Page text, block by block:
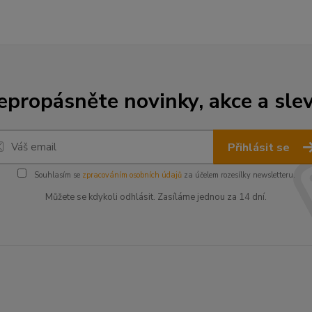
novinky, akce a
Přihlásit se
Souhlasím se zpracováním osobních údajůza účelem rozesílky newsletteru.
Můžete se kdykoli odhlásit. Zasíláme jednou za 14 dní.